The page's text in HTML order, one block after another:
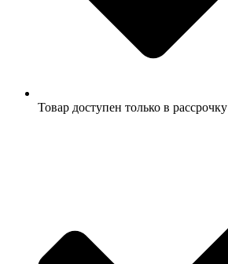
Товар доступен только в рассрочку